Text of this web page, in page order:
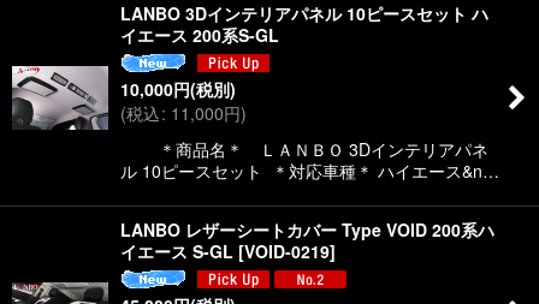
LANBO 3Dインテリアパネル 10ピースセット ハ
イエース 200系S-GL
10,000円(税別)
(税込: 11,000円)
＊商品名＊ ＬＡＮＢＯ 3Dインテリアパネ
ル 10ピースセット ＊対応車種＊ ハイエース&n…
LANBO レザーシートカバー Type VOID 200系ハ
イエース S-GL [VOID-0219]